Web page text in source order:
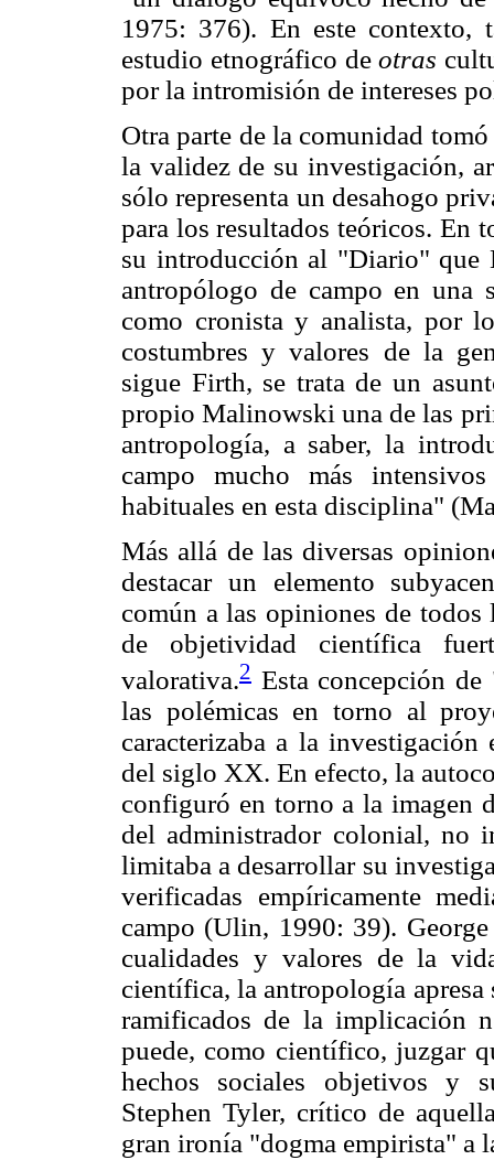
1975: 376). En este
estudio etnográfico deotras
por la intromisión de intereses
Otra parte de la comunidad
la validez de su investigación,
sólo representa un desahogo
para los resultados teóricos. En
su introducción al "Diario" que
antropólogo de campo en una
como cronista y analista, por
costumbres y valores de la
sigue Firth, se trata de un
propio Malinowski una de las
antropología, a saber, la
campo mucho más
habituales en esta disciplina"
Más allá de las diversas
destacar un elemento
común a las opiniones de todos
de objetividad científica
valorativa.2 Esta concepción
las polémicas en torno al
caracterizaba a la
del siglo XX. En efecto, la
configuró en torno a la imagen
del administrador colonial, no
limitaba a desarrollar su
verificadas empíricamente
campo (Ulin, 1990: 39).
cualidades y valores de la
científica, la antropología
ramificados de la implicación
puede, como científico, juzgar
hechos sociales objetivos y
Stephen Tyler, crítico de
gran ironía "dogma empirista" a